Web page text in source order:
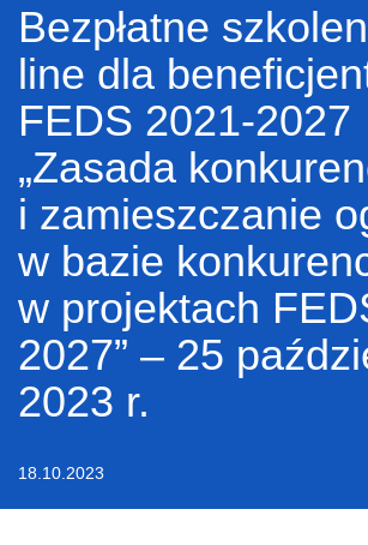
Bezpłatne
line dla
FEDS 2021-2027
„Zasada
i zamieszczanie
w bazie
w projektach
2027” – 25
2023 r.
18.10.2023